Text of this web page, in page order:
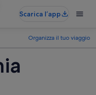
Scarica l’app
Organizza il tuo viaggio